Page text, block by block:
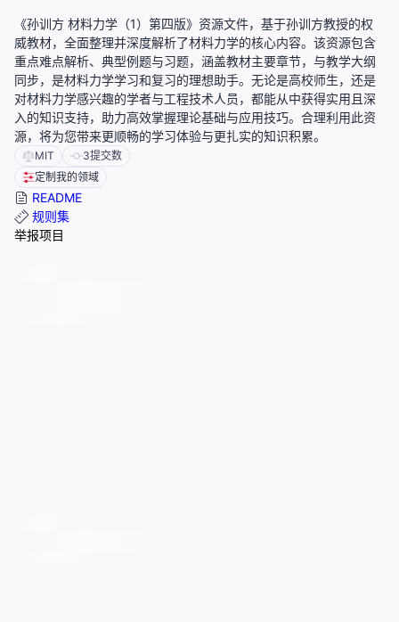
《孙训方 材料力学（1）第四版》资源文件，基于孙训方教授的权
威教材，全面整理并深度解析了材料力学的核心内容。该资源包含
重点难点解析、典型例题与习题，涵盖教材主要章节，与教学大纲
同步，是材料力学学习和复习的理想助手。无论是高校师生，还是
对材料力学感兴趣的学者与工程技术人员，都能从中获得实用且深
入的知识支持，助力高效掌握理论基础与应用技巧。合理利用此资
源，将为您带来更顺畅的学习体验与更扎实的知识积累。
MIT 3提交数
定制我的领域
README
规则集
举报项目